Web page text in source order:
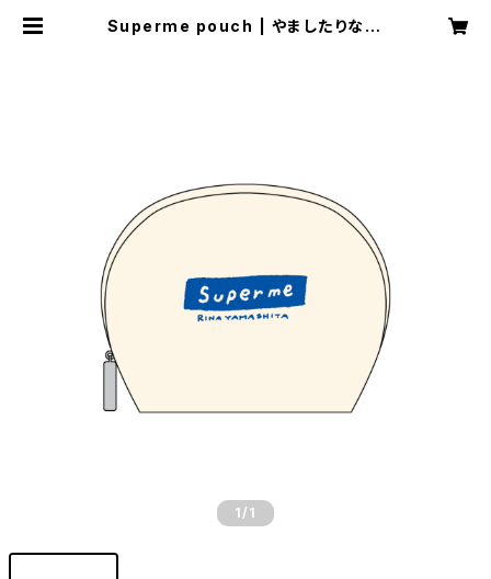
Superme pouch | やましたりな w
1 /1